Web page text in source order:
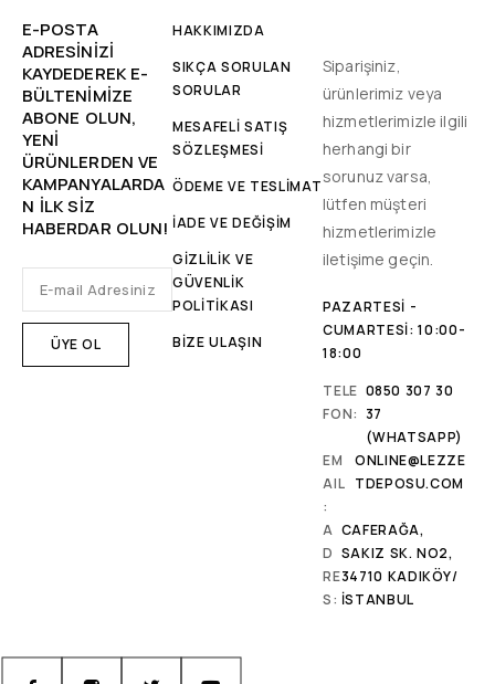
E-POSTA
ADRESINIZI
KAYDEDEREK E-
BÜLTENIMIZE
ABONE OLUN,
YENİ
ÜRÜNLERDEN VE
KAMPANYALARDA
N ILK SIZ
HABERDAR OLUN!
HAKKIMIZDA
SIKÇA SORULAN
SORULAR
MESAFELİ SATIŞ
SÖZLEŞMESİ
ÖDEME VE TESLİMAT
İADE VE DEĞİŞİM
GİZLİLİK VE
GÜVENLİK
POLİTİKASI
BİZE ULAŞIN
Siparişiniz,
ürünlerimiz veya
hizmetlerimizle ilgili
herhangi bir
sorunuz varsa,
lütfen müşteri
hizmetlerimizle
iletişime geçin.
PAZARTESI -
CUMARTESI: 10:00-
18:00
TELE
FON:
0850 307 30
37
(WHATSAPP)
EM
AIL
:
ONLINE@LEZZE
TDEPOSU.COM
A
D
RE
S:
CAFERAĞA,
SAKIZ SK. NO2,
34710 KADIKÖY/
İSTANBUL